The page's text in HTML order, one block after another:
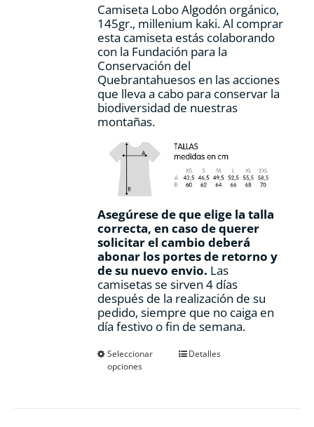
Camiseta Lobo Algodón orgánico,
145gr., millenium kaki. Al comprar
esta camiseta estás colaborando
con la Fundación para la
Conservación del
Quebrantahuesos en las acciones
que lleva a cabo para conservar la
biodiversidad de nuestras
montañas.
Asegúrese de que elige la talla
correcta, en caso de querer
solicitar el cambio deberá
abonar los portes de retorno y
de su nuevo envio. Las
camisetas se sirven 4 días
después de la realización de su
pedido, siempre que no caiga en
día festivo o fin de semana.
Seleccionar
opciones
EsteDetalles